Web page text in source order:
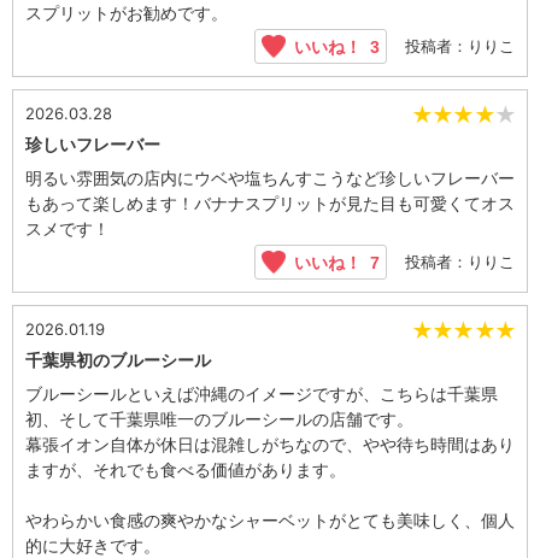
スプリットがお勧めです。
いいね！ 3 投稿者：りりこ
★★★★★
2026.03.28
珍しいフレーバー
明るい雰囲気の店内にウベや塩ちんすこうなど珍しいフレーバー
もあって楽しめます！バナナスプリットが見た目も可愛くてオス
スメです！
いいね！ 7 投稿者：りりこ
★★★★★
2026.01.19
千葉県初のブルーシール
ブルーシールといえば沖縄のイメージですが、こちらは千葉県
初、そして千葉県唯一のブルーシールの店舗です。
幕張イオン自体が休日は混雑しがちなので、やや待ち時間はあり
ますが、それでも食べる価値があります。
やわらかい食感の爽やかなシャーベットがとても美味しく、個人
的に大好きです。